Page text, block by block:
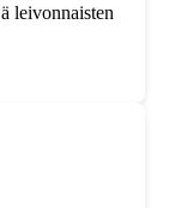
leivonnaisten